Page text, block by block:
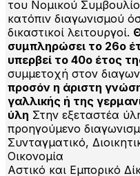
του Νομικού
κατόπιν διαγωνισμού
δικαστικοί λειτουργοί.
συμπληρώσει το 26ο
υπερβεί το 40ο έτος
συμμετοχή στον
προσόν η άριστη
γαλλικής ή της
ύλη Στην εξεταστέα
προηγούμενο
Συνταγματικό,
Οικονομία
Αστικό και Εμπορικό